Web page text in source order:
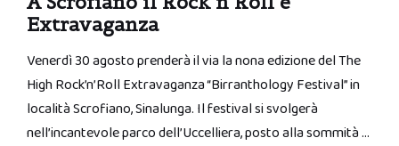
Extravaganza
Venerdì 30 agosto prenderà il via la nona edizione del The
High Rock’n’Roll Extravaganza “Birranthology Festival” in
località Scrofiano, Sinalunga. Il festival si svolgerà
nell’incantevole parco dell’Uccelliera, posto alla sommità …